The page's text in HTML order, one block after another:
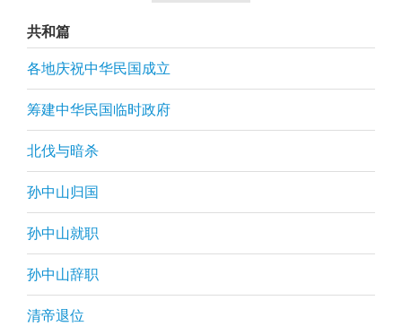
共和篇
各地庆祝中华民国成立
筹建中华民国临时政府
北伐与暗杀
孙中山归国
孙中山就职
孙中山辞职
清帝退位